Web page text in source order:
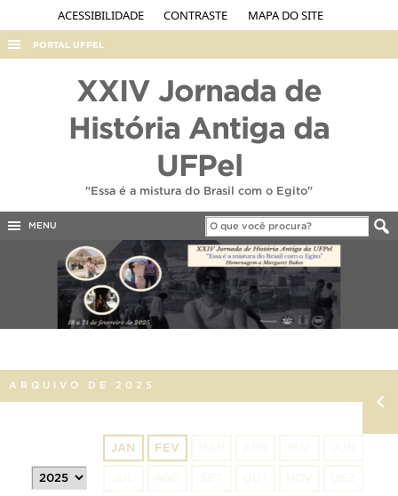
ACESSIBILIDADE CONTRASTE MAPA DO SITE
PORTAL UFPEL
INTERNACIONAL
OUVIDORIA
PORTARIAS
TELEFONES
XXIV Jornada de
História Antiga da
UFPel
"Essa é a mistura do Brasil com o Egito"
MENU
ARQUIVO DE 2025
JAN FEV